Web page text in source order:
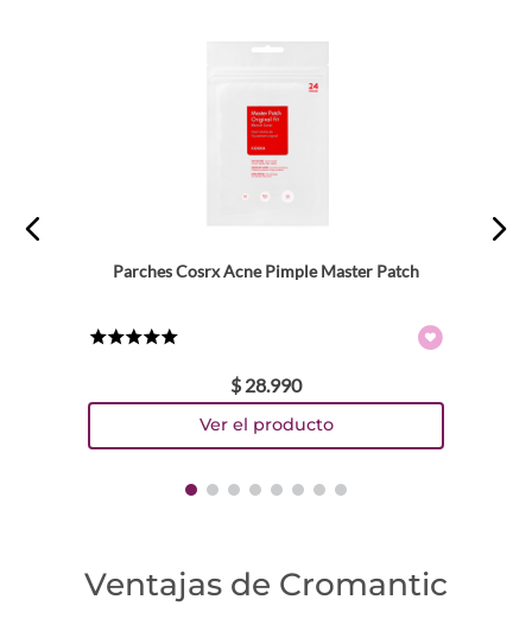
Parches Cosrx Acne Pimple Master Patch
$ 28.990
Ventajas de Cromantic